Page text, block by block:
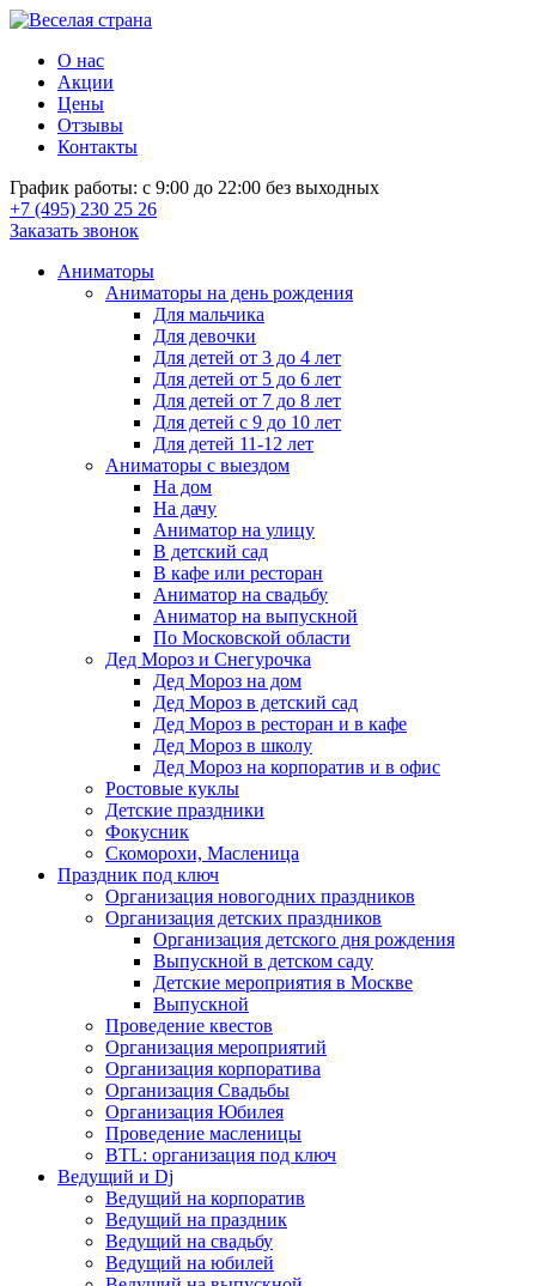
О нас
Акции
Цены
Отзывы
Контакты
График работы: с 9:00 до 22:00 без выходных
+7 (495) 230 25 26
Заказать звонок
Аниматоры
Аниматоры на день рождения
Для мальчика
Для девочки
Для детей от 3 до 4 лет
Для детей от 5 до 6 лет
Для детей от 7 до 8 лет
Для детей с 9 до 10 лет
Для детей 11-12 лет
Аниматоры с выездом
На дом
На дачу
Аниматор на улицу
В детский сад
В кафе или ресторан
Аниматор на свадьбу
Аниматор на выпускной
По Московской области
Дед Мороз и Снегурочка
Дед Мороз на дом
Дед Мороз в детский сад
Дед Мороз в ресторан и в кафе
Дед Мороз в школу
Дед Мороз на корпоратив и в офис
Ростовые куклы
Детские праздники
Фокусник
Скоморохи, Масленица
Праздник под ключ
Организация новогодних праздников
Организация детских праздников
Организация детского дня рождения
Выпускной в детском саду
Детские мероприятия в Москве
Выпускной
Проведение квестов
Организация мероприятий
Организация корпоратива
Организация Свадьбы
Организация Юбилея
Проведение масленицы
BTL: организация под ключ
Ведущий и Dj
Ведущий на корпоратив
Ведущий на праздник
Ведущий на свадьбу
Ведущий на юбилей